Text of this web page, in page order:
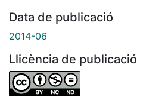
Data de publicació
2014-06
Llicència de publicació